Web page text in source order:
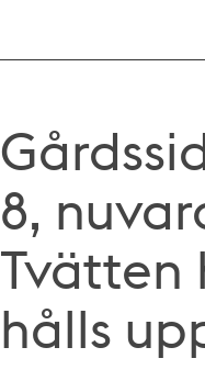
8,
Tvätten
hålls